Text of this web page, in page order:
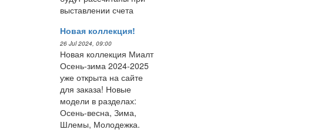
выставлении счета
Новая коллекция!
26 Jul 2024, 09:00
Новая коллекция Миалт
Осень-зима 2024-2025
уже открыта на сайте
для заказа! Новые
модели в разделах:
Осень-весна, Зима,
Шлемы, Молодежка.